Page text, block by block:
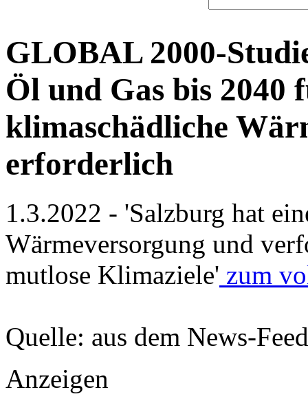
GLOBAL 2000-
Öl und Gas bis 2040
klimaschädliche
erforderlich
1.3.2022 - 'Salzburg hat
Wärmeversorgung und
mutlose Klimaziele' zum
Quelle: aus dem News-
Anzeigen